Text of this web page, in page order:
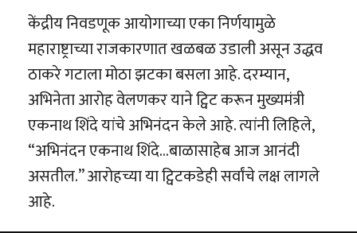
केंद्रीय निवडणूक आयोगाच्या एका निर्णयामुळे
महाराष्ट्राच्या राजकारणात खळबळ उडाली असून उद्धव
ठाकरे गटाला मोठा झटका बसला आहे. दरम्यान,
अभिनेता आरोह वेलणकर याने ट्विट करून मुख्यमंत्री
एकनाथ शिंदे यांचे अभिनंदन केले आहे. त्यांनी लिहिले,
“अभिनंदन एकनाथ शिंदे…बाळासाहेब आज आनंदी
असतील.” आरोहच्या या ट्विटकडेही सर्वांचे लक्ष लागले
आहे.